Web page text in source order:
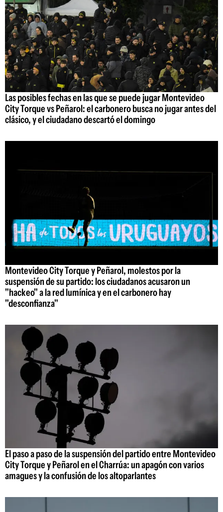
Las posibles fechas en las que se puede jugar Montevideo
City Torque vs Peñarol: el carbonero busca no jugar antes del
clásico, y el ciudadano descartó el domingo
Montevideo City Torque y Peñarol, molestos por la
suspensión de su partido: los ciudadanos acusaron un
"hackeo" a la red lumínica y en el carbonero hay
"desconfianza"
El paso a paso de la suspensión del partido entre Montevideo
City Torque y Peñarol en el Charrúa: un apagón con varios
amagues y la confusión de los altoparlantes